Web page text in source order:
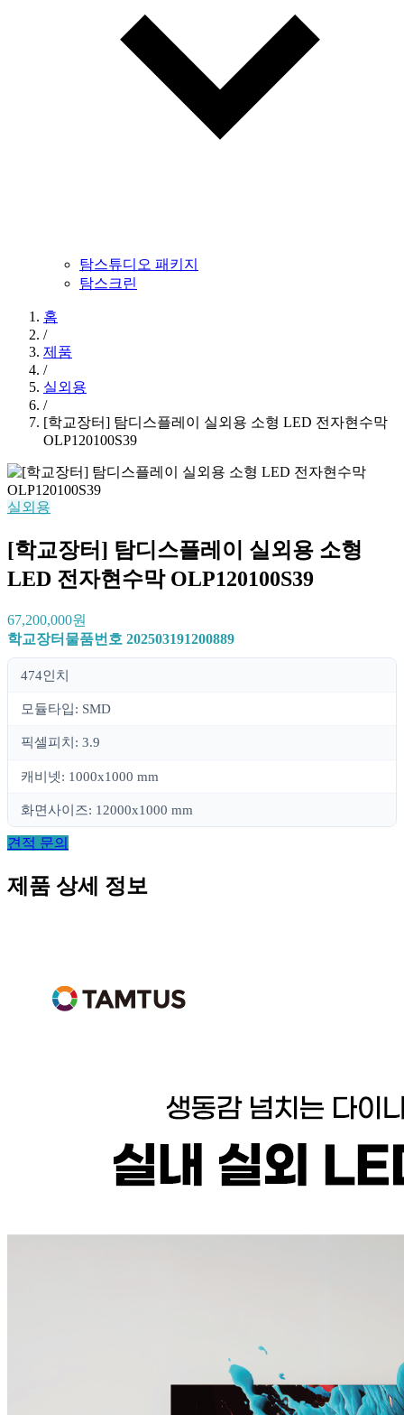
탐스튜디오 패키지
탐스크린
홈
/
제품
/
실외용
/
[학교장터] 탐디스플레이 실외용 소형 LED 전자현수막
OLP120100S39
실외용
[학교장터] 탐디스플레이 실외용 소형
LED 전자현수막 OLP120100S39
67,200,000원
학교장터물품번호 202503191200889
474인치
모듈타입: SMD
픽셀피치: 3.9
캐비넷: 1000x1000 mm
화면사이즈: 12000x1000 mm
견적 문의
제품 상세 정보